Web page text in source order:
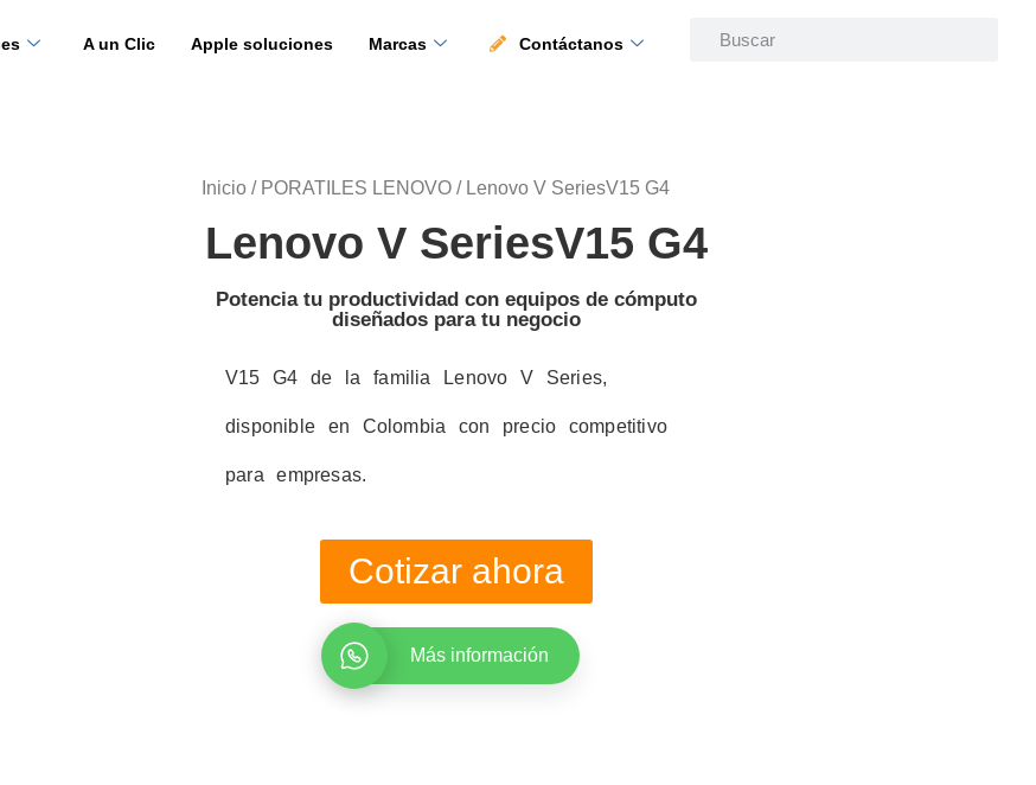
A un Clic Apple soluciones Marcas Contáctanos
Inicio / PORATILES LENOVO / Lenovo V SeriesV15 G4
Lenovo V SeriesV15 G4
Potencia tu productividad con equipos de cómputo
diseñados para tu negocio
V15 G4 de la familia Lenovo V Series,
disponible en Colombia con precio competitivo
para empresas.
Cotizar ahora
Más información